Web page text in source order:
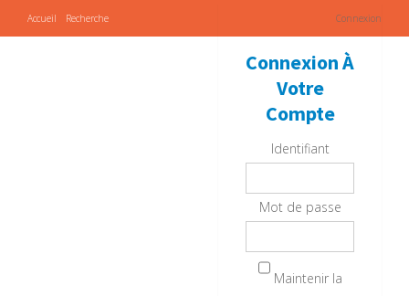
Accueil Recherche Connexion
Connexion À
Votre
Compte
Identifiant
Mot de passe
Maintenir la